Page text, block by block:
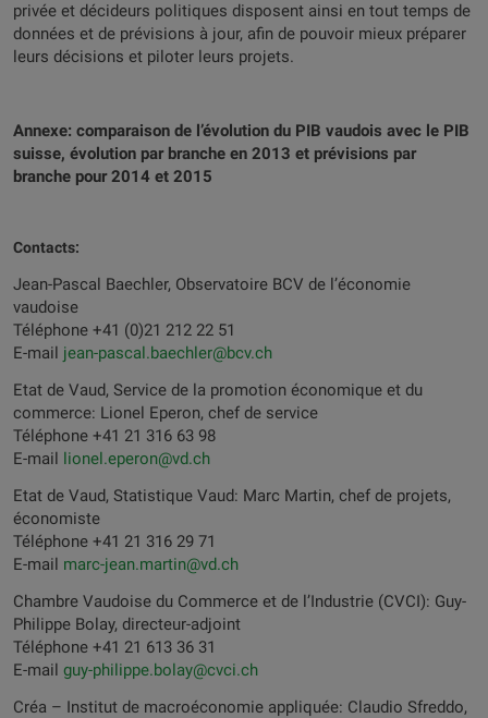
privée et décideurs politiques disposent ainsi en tout temps de
données et de prévisions à jour, afin de pouvoir mieux préparer
leurs décisions et piloter leurs projets.
Annexe: comparaison de l’évolution du PIB vaudois avec le PIB
suisse, évolution par branche en 2013 et prévisions par
branche pour 2014 et 2015
Contacts:
Jean-Pascal Baechler, Observatoire BCV de l’économie
vaudoise
Téléphone +41 (0)21 212 22 51
E-mail jean-pascal.baechler@bcv.ch
Etat de Vaud, Service de la promotion économique et du
commerce: Lionel Eperon, chef de service
Téléphone +41 21 316 63 98
E-mail lionel.eperon@vd.ch
Etat de Vaud, Statistique Vaud: Marc Martin, chef de projets,
économiste
Téléphone +41 21 316 29 71
E-mail marc-jean.martin@vd.ch
Chambre Vaudoise du Commerce et de l’Industrie (CVCI): Guy-
Philippe Bolay, directeur-adjoint
Téléphone +41 21 613 36 31
E-mail guy-philippe.bolay@cvci.ch
Créa – Institut de macroéconomie appliquée: Claudio Sfreddo,